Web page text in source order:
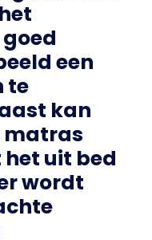
een
te
kan
matras
uit bed
wordt